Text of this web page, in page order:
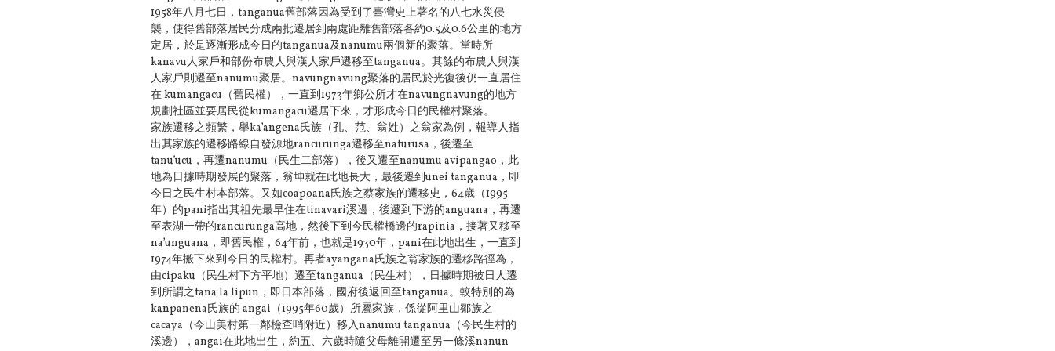
1958年八月七日，tanganua舊部落因為受到了臺灣史上著名的八七水災侵
襲，使得舊部落居民分成兩批遷居到兩處距離舊部落各約0.5及0.6公里的地方
定居，於是逐漸形成今日的tanganua及nanumu兩個新的聚落。當時所
kanavu人家戶和部份布農人與漢人家戶遷移至tanganua。其餘的布農人與漢
人家戶則遷至nanumu聚居。navungnavung聚落的居民於光復後仍一直居住
在 kumangacu（舊民權），一直到1973年鄉公所才在navungnavung的地方
規劃社區並要居民從kumangacu遷居下來，才形成今日的民權村聚落。
家族遷移之頻繁，舉ka’angena氏族（孔、范、翁姓）之翁家為例，報導人指
出其家族的遷移路線自發源地rancurunga遷移至naturusa，後遷至
tanu’ucu，再遷nanumu（民生二部落），後又遷至nanumu avipangao，此
地為日據時期發展的聚落，翁坤就在此地長大，最後遷到unei tanganua，即
今日之民生村本部落。又如coapoana氏族之蔡家族的遷移史，64歲（1995
年）的pani指出其祖先最早住在tinavari溪邊，後遷到下游的anguana，再遷
至表湖一帶的rancurunga高地，然後下到今民權橋邊的rapinia，接著又移至
na’unguana，即舊民權，64年前，也就是1930年，pani在此地出生，一直到
1974年搬下來到今日的民權村。再者ayangana氏族之翁家族的遷移路徑為，
由cipaku（民生村下方平地）遷至tanganua（民生村），日據時期被日人遷
到所謂之tana la lipun，即日本部落，國府後返回至tanganua。較特別的為
kanpanena氏族的 angai（1995年60歲）所屬家族，係從阿里山鄒族之
cacaya（今山美村第一鄰檢查哨附近）移入nanumu tanganua（今民生村的
溪邊），angai在此地出生，約五、六歲時隨父母離開遷至另一條溪nanun